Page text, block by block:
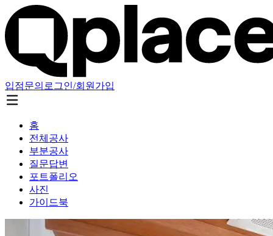
입점문의 로그인/회원가입
홈
전체공사
부분공사
질문답변
포트폴리오
사진
가이드북